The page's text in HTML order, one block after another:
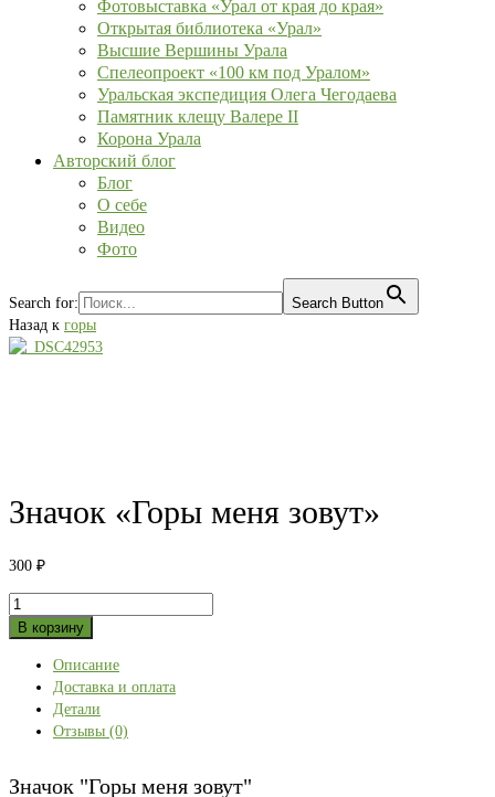
Фотовыставка «Урал от края до края»
Открытая библиотека «Урал»
Высшие Вершины Урала
Спелеопроект «100 км под Уралом»
Уральская экспедиция Олега Чегодаева
Памятник клещу Валере II
Корона Урала
Авторский блог
Блог
О себе
Видео
Фото
Search for:
Search Button
Назад к горы
Значок «Горы меня зовут»
300 ₽
Количество
товара
"Горы
меня
зовут"
В корзину
Описание
Доставка и оплата
Детали
Отзывы (0)
Значок "Горы меня зовут"